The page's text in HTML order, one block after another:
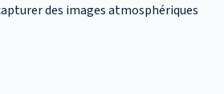
des images atmosphériques